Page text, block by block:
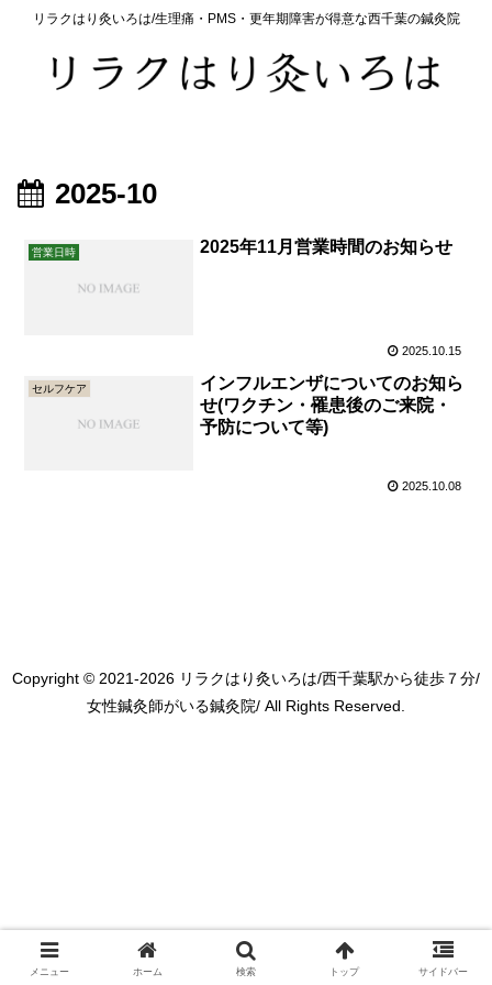
リラクはり灸いろは/生理痛・PMS・更年期障害が得意な西千葉の鍼灸院
2025-10
営業日時 2025年11月営業時間のお知らせ
2025.10.15
セルフケア
インフルエンザについてのお知ら
せ(ワクチン・罹患後のご来院・
予防について等)
2025.10.08
Copyright © 2021-2026 リラクはり灸いろは/西千葉駅から徒歩７分/
女性鍼灸師がいる鍼灸院/ All Rights Reserved.
メニュー ホーム 検索 トップ サイドバー